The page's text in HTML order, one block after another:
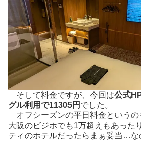
そして料金ですが、今回は公式
グル利用で11305円 でした。
オフシーズンの平日料金というの
大阪のビジホでも1万超えもあった
ティのホテルだったらまぁ妥当…な